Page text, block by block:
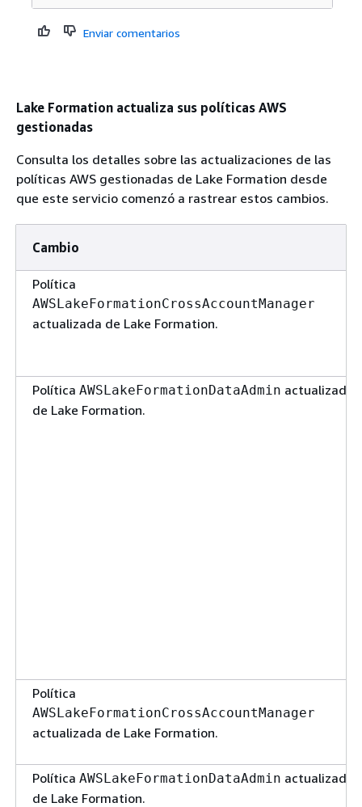
Enviar comentarios
Lake Formation actualiza sus políticas AWS
gestionadas
Consulta los detalles sobre las actualizaciones de las
políticas AWS gestionadas de Lake Formation desde
que este servicio comenzó a rastrear estos cambios.
Cambio
Política
AWSLakeFormationCrossAccountManager
actualizada de Lake Formation.
Política AWSLakeFormationDataAdmin actualizada
de Lake Formation.
Política
AWSLakeFormationCrossAccountManager
actualizada de Lake Formation.
Política AWSLakeFormationDataAdmin actualizada
de Lake Formation.